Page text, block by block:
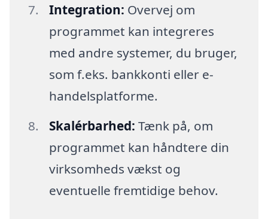
Integration: Overvej om
programmet kan integreres
med andre systemer, du bruger,
som f.eks. bankkonti eller e-
handelsplatforme.
Skalérbarhed: Tænk på, om
programmet kan håndtere din
virksomheds vækst og
eventuelle fremtidige behov.